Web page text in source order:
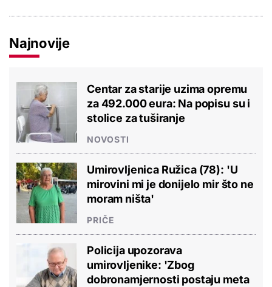
Najnovije
Centar za starije uzima opremu
za 492.000 eura: Na popisu su i
stolice za tuširanje
NOVOSTI
Umirovljenica Ružica (78): 'U
mirovini mi je donijelo mir što ne
moram ništa'
PRIČE
Policija upozorava
umirovljenike: 'Zbog
dobronamjernosti postaju meta